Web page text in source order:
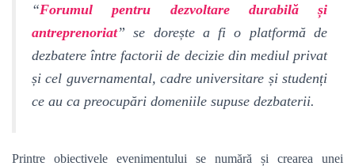
“Forumul pentru dezvoltare durabilă și
antreprenoriat” se dorește a fi o platformă de
dezbatere între factorii de decizie din mediul privat
și cel guvernamental, cadre universitare și studenți
ce au ca preocupări domeniile supuse dezbaterii.
Printre obiectivele evenimentului se numără și crearea unei